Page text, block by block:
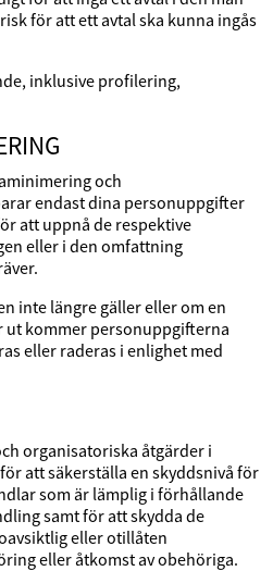
för att ett avtal ska kunna ingås
inklusive profilering,
och
endast dina personuppgifter
att uppnå de respektive
eller i den omfattning
inte längre gäller eller om en
ut kommer personuppgifterna
eller raderas i enlighet med
organisatoriska åtgärder i
att säkerställa en skyddsnivå för
som är lämplig i förhållande
samt för att skydda de
eller otillåten
eller åtkomst av obehöriga.